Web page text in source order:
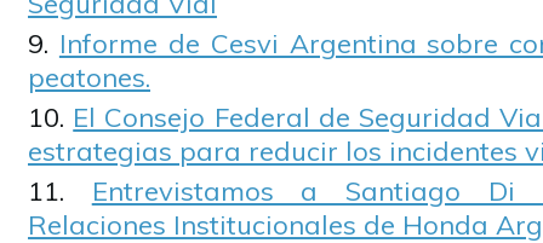
Informe de Cesvi Argentina sobre
peatones.
El Consejo Federal de Seguridad
estrategias para reducir los incidentes
Entrevistamos a Santiago Di
Relaciones Institucionales de Honda